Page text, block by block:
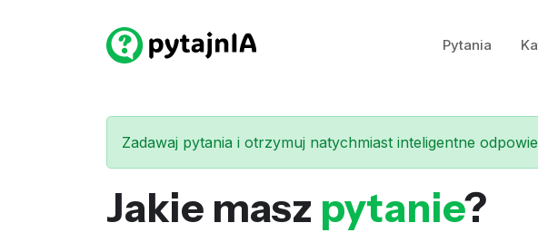
Pytania
Zadawaj pytania i otrzymuj natychmiast inteligentne
Jakie masz pytanie?